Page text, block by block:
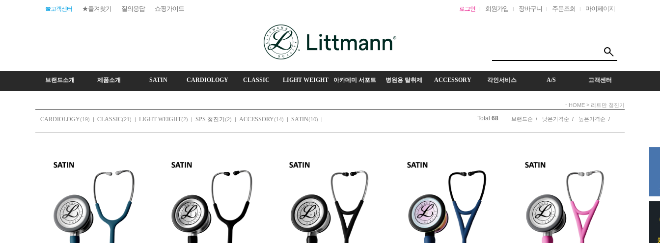
로그인 회원가입 장바구니 주문조회 마이페이지
☎고객센터 ★즐겨찾기 질의응답 쇼핑가이드
브랜드소개 제품소개 SATIN CARDIOLOGY CLASSIC LIGHT WEIGHT 아카데미 서포트 병원용 탈취제 ACCESSORY 각인서비스 A/S 고객센터
- HOME > 리트만 청진기
CARDIOLOGY(19) | CLASSIC(21) | LIGHT WEIGHT(2) | SPS 청진기 (2) | ACCESSORY(14) | SATIN(10) | Total 68 브랜드순 / 낮은가격순 / 높은가격순 /